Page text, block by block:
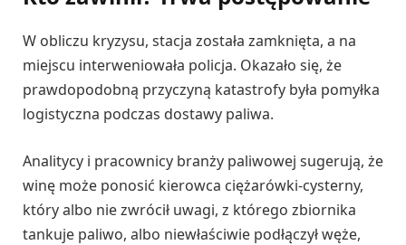
W obliczu kryzysu, stacja została zamknięta, a na
miejscu interweniowała policja. Okazało się, że
prawdopodobną przyczyną katastrofy była pomyłka
logistyczna podczas dostawy paliwa.
Analitycy i pracownicy branży paliwowej sugerują, że
winę może ponosić kierowca ciężarówki-cysterny,
który albo nie zwrócił uwagi, z którego zbiornika
tankuje paliwo, albo niewłaściwie podłączył węże,